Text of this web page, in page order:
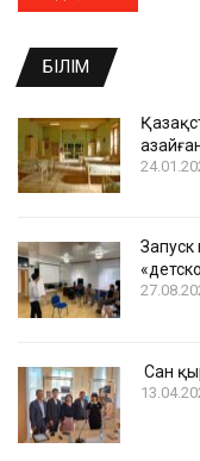
БІЛІМ
Запуск
Сан